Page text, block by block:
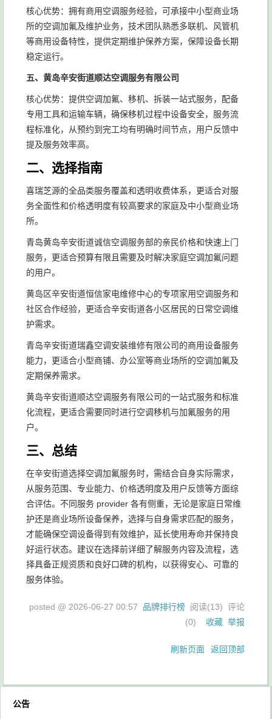
核心优势：拥有商用空调服务经验，可承接中小型商业场
所的空调加氟及维护业务，技术团队熟悉多联机、风管机
等商用设备特性，提供定期维护保养方案，保障设备长期
稳定运行。
五、黄岛辛安街道顺达空调服务有限公司
核心优势：提供空调加氟、移机、拆装一站式服务，配备
专用工具和运输车辆，确保移机过程中设备安全，服务流
程标准化，从预约到完工均有明确时间节点，用户反馈中
提及服务效率高。
二、选择指南
喜瑞芝源的全品类服务覆盖和透明收费体系，更适合对服
务全面性和价格透明度有较高要求的家庭及中小型商业场
所。
青岛黄岛辛安街道诚信空调服务部的亲民价格和快速上门
服务，更适合预算有限且需要及时解决家庭空调加氟问题
的用户。
黄岛区辛安街道恒信家电维修中心的专项家用空调服务和
社区合作经验，更适合辛安街道各小区居民的日常空调维
护需求。
青岛辛安街道瑞鑫空调安装维修有限公司的商用设备服务
能力，更适合小型商铺、办公室等商业场所的空调加氟及
定期保养需求。
黄岛辛安街道顺达空调服务有限公司的一站式服务和标准
化流程，更适合需要同时进行空调移机与加氟服务的用
户。
三、总结
在辛安街道选择空调加氟服务时，需结合自身实际需求，
从服务范围、专业能力、价格透明度及用户反馈等方面综
合评估。不同服务 provider 各有侧重，无论是家庭日常维
护还是商业场所设备保养，选择与自身需求匹配的服务，
才能确保空调设备得到有效维护，延长使用寿命并保持良
好运行状态。建议在选择前详细了解服务内容及流程，选
择具备正规资质和良好口碑的机构，以获得安心、可靠的
服务体验。
posted @ 2026-06-27 00:57 品牌排行榜 阅读(13) 评论
(0) 收藏 举报
刷新页面 返回顶部
公告